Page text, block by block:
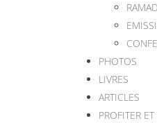
PHOTOS
LIVRES
ARTICLES
PROFITER